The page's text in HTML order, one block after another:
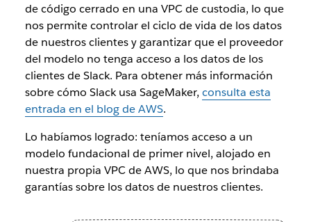
de código cerrado en una VPC de custodia, lo que
nos permite controlar el ciclo de vida de los datos
de nuestros clientes y garantizar que el proveedor
del modelo no tenga acceso a los datos de los
clientes de Slack. Para obtener más información
sobre cómo Slack usa SageMaker, consulta esta
entrada en el blog de AWS.
Lo habíamos logrado: teníamos acceso a un
modelo fundacional de primer nivel, alojado en
nuestra propia VPC de AWS, lo que nos brindaba
garantías sobre los datos de nuestros clientes.